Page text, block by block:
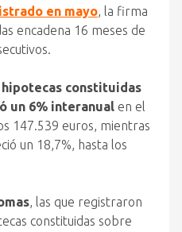
en mayo, la firma
encadena 16 meses de
constituidas
un 6% interanual en el
147.539 euros, mientras
un 18,7%, hasta los
, las que registraron
constituidas sobre